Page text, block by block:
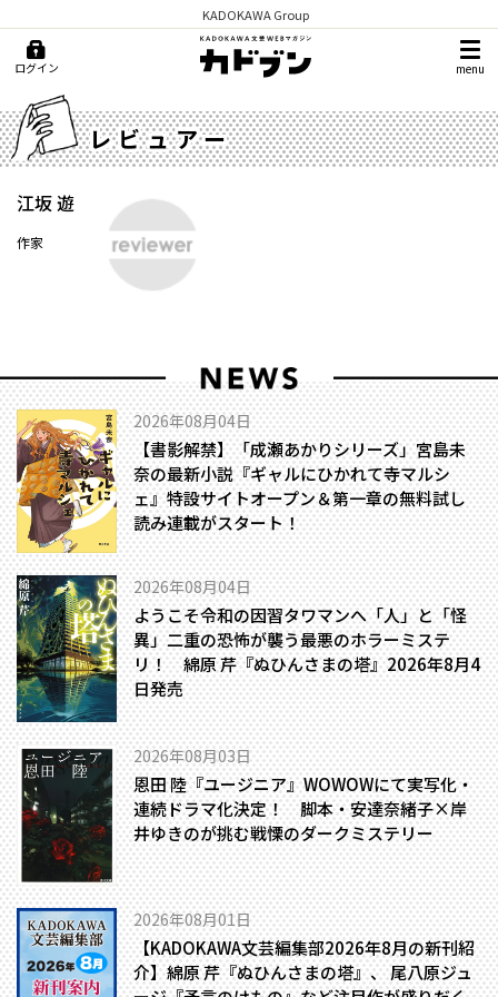
KADOKAWA Group
ログイン menu
レビュアー
江坂 遊
作家
2026年08月04日
【書影解禁】「成瀬あかりシリーズ」宮島未
奈の最新小説『ギャルにひかれて寺マルシ
ェ』特設サイトオープン＆第一章の無料試し
読み連載がスタート！
2026年08月04日
ようこそ令和の因習タワマンへ――「人」と「怪
異」二重の恐怖が襲う最悪のホラーミステ
リ！ 綿原 芹『ぬひんさまの塔』2026年8月4
日発売
2026年08月03日
恩田 陸『ユージニア』WOWOWにて実写化・
連続ドラマ化決定！ 脚本・安達奈緒子×岸
井ゆきのが挑む戦慄のダークミステリー
2026年08月01日
【KADOKAWA文芸編集部2026年8月の新刊紹
介】綿原 芹『ぬひんさまの塔』、 尾八原ジュ